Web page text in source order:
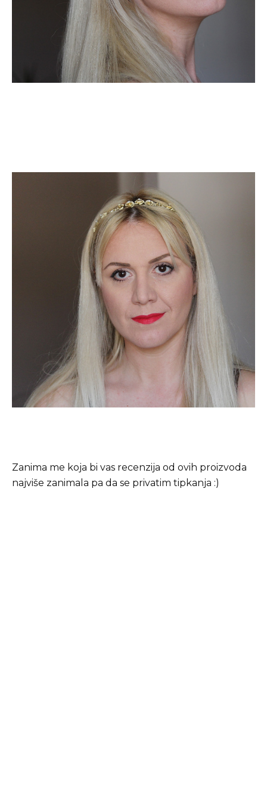
Zanima me koja bi vas recenzija od ovih proizvoda
najviše zanimala pa da se privatim tipkanja :)